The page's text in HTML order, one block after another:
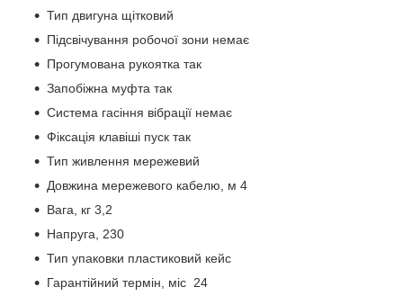
Тип двигуна щітковий
Підсвічування робочої зони немає
Прогумована рукоятка так
Запобіжна муфта так
Система гасіння вібрації немає
Фіксація клавіші пуск так
Тип живлення мережевий
Довжина мережевого кабелю, м 4
Вага, кг 3,2
Напруга, 230
Тип упаковки пластиковий кейс
Гарантійний термін, міс 24